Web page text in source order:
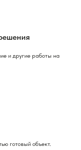
и другие работы на
готовый объект.